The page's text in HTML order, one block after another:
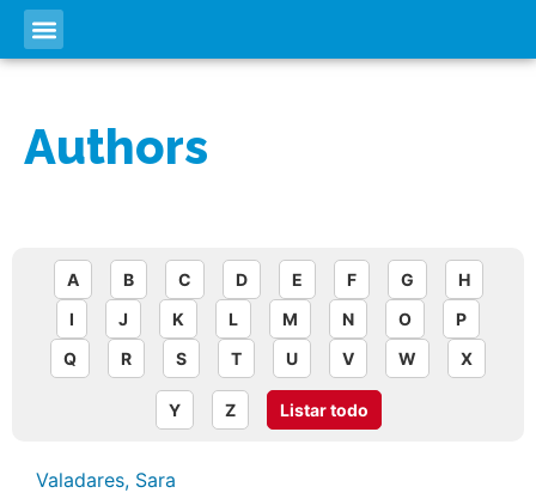
Authors
A B C D E F G
H
I
J K L M N O
P
Q
R S T U V W X
Y Z Listar todo
Valadares, Sara